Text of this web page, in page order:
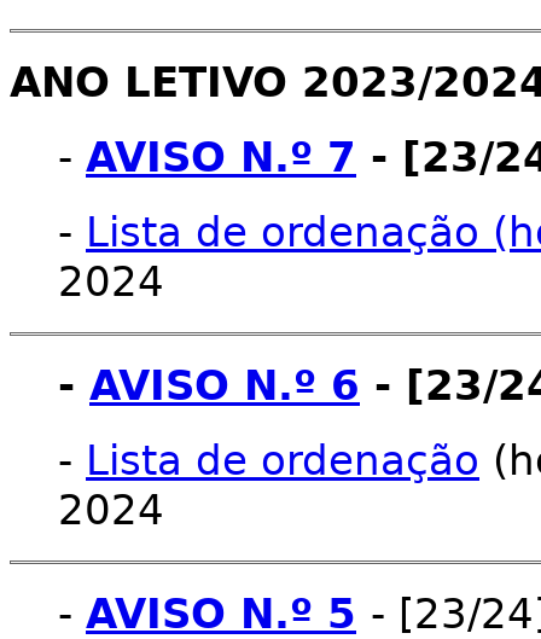
ANO LETIVO 2023/
- AVISO N.º 7 - [23/
- Lista de ordenação
2024
- AVISO N.º 6 - [23/
- Lista de ordenação
2024
- AVISO N.º 5 - [23/